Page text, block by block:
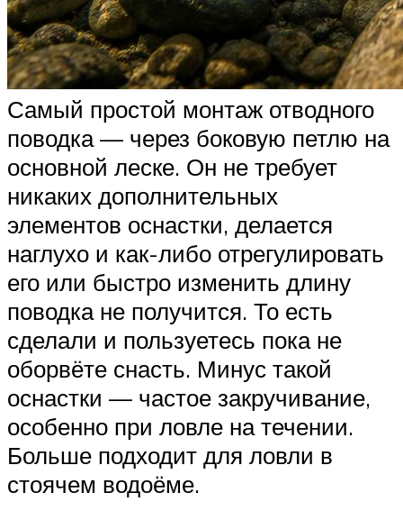
Самый простой монтаж отводного
поводка — через боковую петлю на
основной леске. Он не требует
никаких дополнительных
элементов оснастки, делается
наглухо и как-либо отрегулировать
его или быстро изменить длину
поводка не получится. То есть
сделали и пользуетесь пока не
оборвёте снасть. Минус такой
оснастки — частое закручивание,
особенно при ловле на течении.
Больше подходит для ловли в
стоячем водоёме.